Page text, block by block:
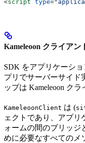
<script type=
Kameleoon クライアン
SDK をアプリケーシ
プリでサーバーサイド
ップは Kameleoon ク
KameleoonClient は (
ェクトであり、アプリ
ォームの間のブリッジ
めに必要なすべてのメ